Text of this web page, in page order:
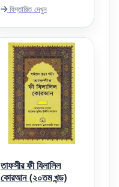
বিস্তারিত দেখুন
তাফসীর ফী যিলালিল
কোরআন (২০তম খন্ড)